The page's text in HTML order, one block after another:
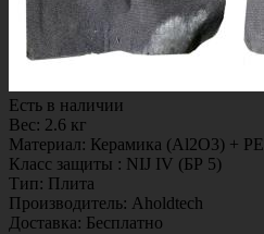
Есть в наличии
Вес: 2.6 кг
Материал: Керамика (Al2O3) + PE
Класс защиты : NIJ IV (БР 5)
Тип: Плита
Производитель: Aholdtech
Доставка: Бесплатно